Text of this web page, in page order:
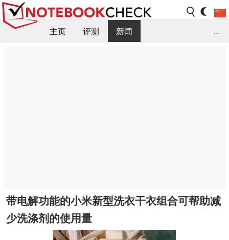
主页 评测
新闻
...
带电解功能的小米新型洗衣干衣组合可帮助减
少洗涤剂的使用量